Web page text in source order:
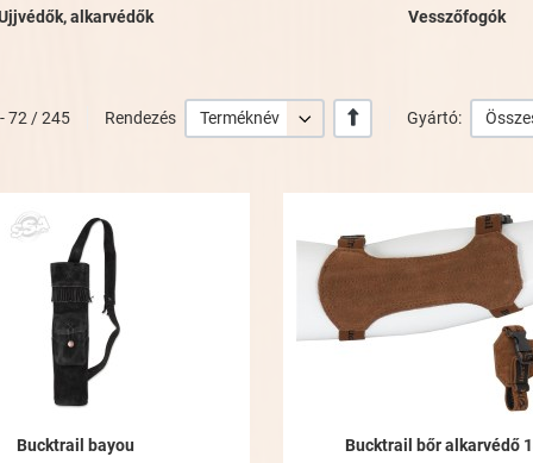
alkarvédők Vesszőfogók
72 / 245 Rendezés Terméknév +/- Gyártó:
Összehasonlításhoz adom
Bucktrail bayou
Bucktrail bőr alkarvédő